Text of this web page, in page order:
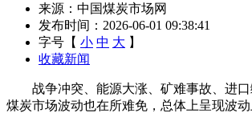
来源：中国煤炭市场网
发布时间：2026-06-01 09:38:41
字号【 小 中 大 】
收藏新闻
战争冲突、能源大涨、矿难事故、进口
煤炭市场波动也在所难免，总体上呈现波动